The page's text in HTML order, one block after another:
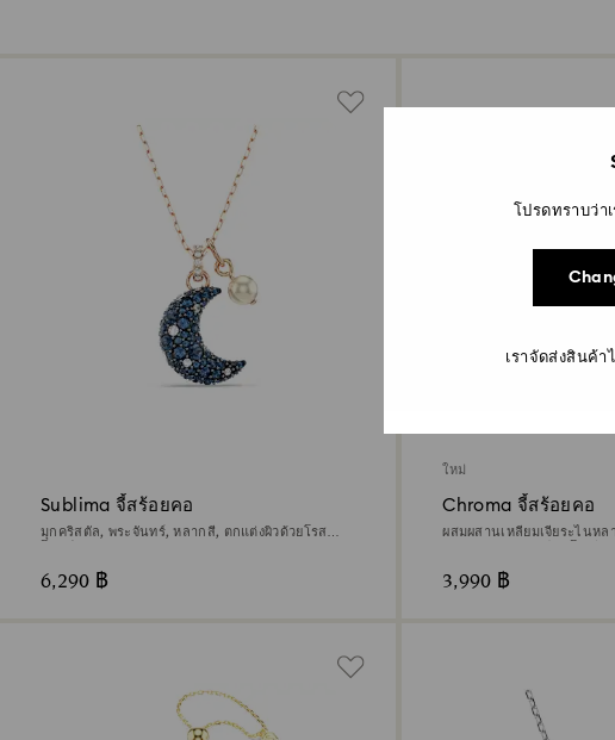
Sublima จี้สร้อยคอ
มุกคริสตัล, พระจันทร์, หลากสี, ตกแต่งผิวด้วยโรส
6,290 ฿
ใหม่
Chroma จี้สร้อยคอ
ผสมผสานเหลี่ยมเจียระไนหล
3,990 ฿
โปรดทราบว่
เราจัดส่งสินค้